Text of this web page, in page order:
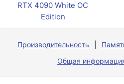
RTX 4090 White OC
Edition
Производительность
Общая